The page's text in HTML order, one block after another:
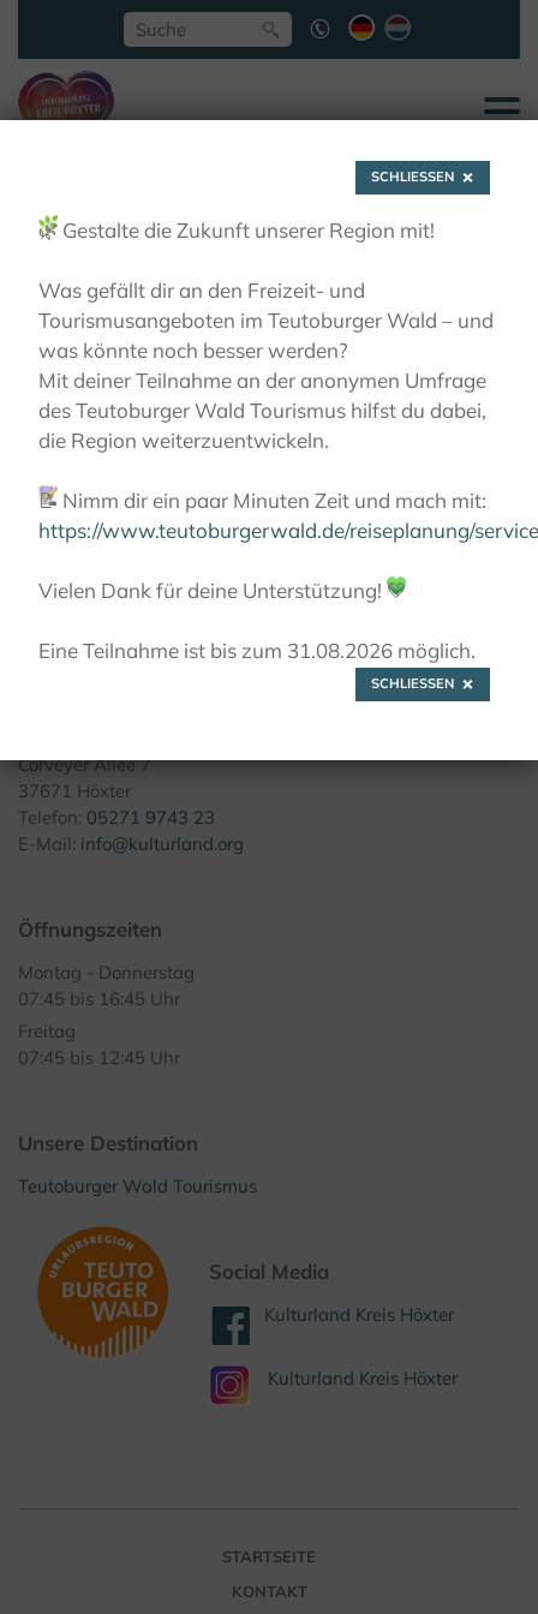
Klosterfestival
LIEBLINGSPLÄTZE
FESTIVALS & FESTE
© Kulturland Kreis Höxter / I. Jansen
Corveyer Allee 7
37671 Höxter
Telefon: 05271 9743 23
E-Mail: info@kulturland.org
Öffnungszeiten
Montag - Donnerstag
07:45 bis 16:45 Uhr
Freitag
07:45 bis 12:45 Uhr
Unsere Destination
Teutoburger Wald Tourismus
Social Media
Kulturland Kreis Höxter
Kulturland Kreis Höxter
STARTSEITE
KONTAKT
SCHLIESSEN
🌿 Gestalte die Zukunft unserer Region mit!
Was gefällt dir an den Freizeit- und
Tourismusangeboten im Teutoburger Wald – und
was könnte noch besser werden?
Mit deiner Teilnahme an der anonymen Umfrage
des Teutoburger Wald Tourismus hilfst du dabei,
die Region weiterzuentwickeln.
📝 Nimm dir ein paar Minuten Zeit und mach mit:
https://www.teutoburgerwald.de/reiseplanung/
Vielen Dank für deine Unterstützung! 💚
Eine Teilnahme ist bis zum 31.08.2026 möglich.
SCHLIESSEN